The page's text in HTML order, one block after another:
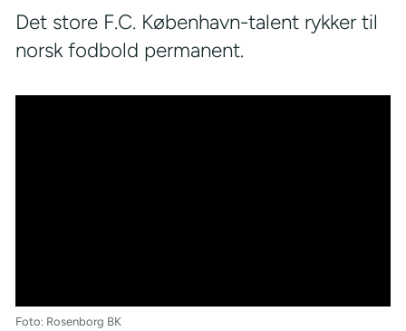
Det store F.C. København-talent rykker til
norsk fodbold permanent.
Foto: Rosenborg BK